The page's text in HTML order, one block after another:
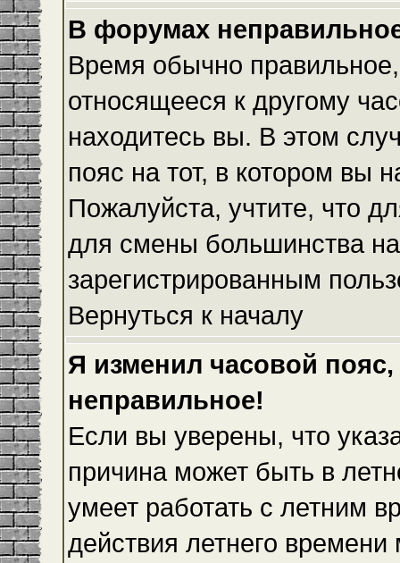
В форумах
Время обычно
относящееся к другому
находитесь вы. В этом
пояс на тот, в котором вы
Пожалуйста, учтите, что
для смены большинства
зарегистрированным
Вернуться к началу
Я изменил часовой
неправильное!
Если вы уверены, что
причина может быть в
умеет работать с летним
действия летнего